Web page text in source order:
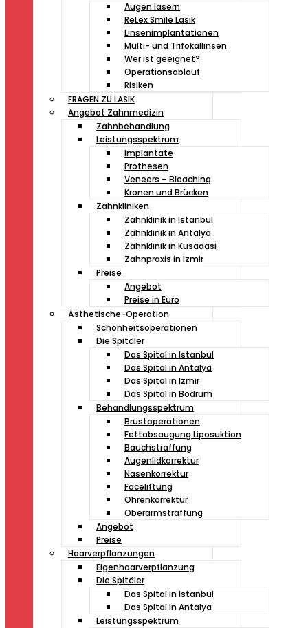
Augen lasern
ReLex Smile Lasik
Linsenimplantationen
Multi- und Trifokallinsen
Wer ist geeignet?
Operationsablauf
Risiken
FRAGEN ZU LASIK
Angebot Zahnmedizin
Zahnbehandlung
Leistungsspektrum
Implantate
Prothesen
Veneers – Bleaching
Kronen und Brücken
Zahnkliniken
Zahnklinik in Istanbul
Zahnklinik in Antalya
Zahnklinik in Kusadasi
Zahnpraxis in Izmir
Preise
Angebot
Preise in Euro
Ästhetische-Operation
Schönheitsoperationen
Die Spitäler
Das Spital in Istanbul
Das Spital in Antalya
Das Spital in Izmir
Das Spital in Bodrum
Behandlungsspektrum
Brustoperationen
Fettabsaugung Liposuktion
Bauchstraffung
Augenlidkorrektur
Nasenkorrektur
Faceliftung
Ohrenkorrektur
Oberarmstraffung
Angebot
Preise
Haarverpflanzungen
Eigenhaarverpflanzung
Die Spitäler
Das Spital in Istanbul
Das Spital in Antalya
Leistungsspektrum